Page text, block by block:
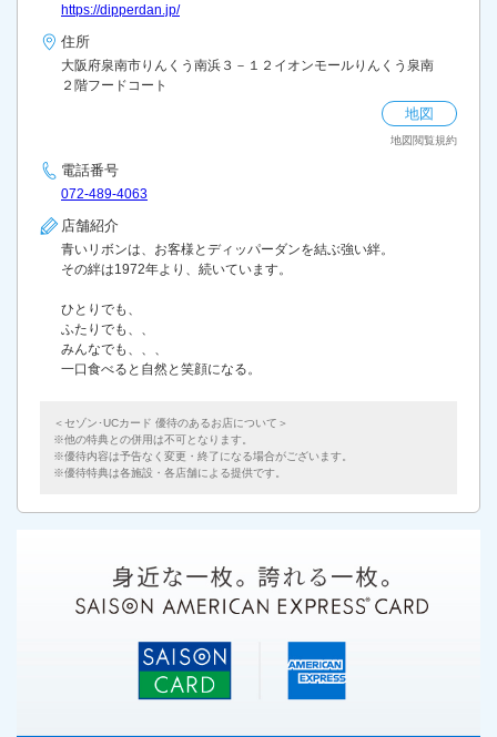
https://dipperdan.jp/
住所
大阪府泉南市りんくう南浜３－１２イオンモールりんくう泉南
２階フードコート
地図
地図閲覧規約
電話番号
072-489-4063
店舗紹介
青いリボンは、お客様とディッパーダンを結ぶ強い絆。
その絆は1972年より、続いています。
ひとりでも、
ふたりでも、、
みんなでも、、、
一口食べると自然と笑顔になる。
＜セゾン･UCカード 優待のあるお店について＞
他の特典との併用は不可となります。
優待内容は予告なく変更・終了になる場合がございます。
優待特典は各施設・各店舗による提供です。